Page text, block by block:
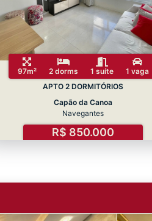
97m² 2 dorms 1 suíte
1 vaga
APTO 2 DORMITÓRIOS
Capão da Canoa
Navegantes
R$ 850.000